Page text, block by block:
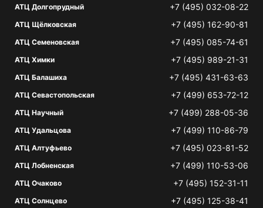
АТЦ Долгопрудный +7 (495) 032-08-22
АТЦ Щёлковская +7 (495) 162-90-81
АТЦ Семеновская +7 (495) 085-74-61
АТЦ Химки +7 (495) 989-21-31
АТЦ Балашиха +7 (495) 431-63-63
АТЦ Севастопольская +7 (499) 653-72-12
АТЦ Научный +7 (499) 288-05-36
АТЦ Удальцова +7 (499) 110-86-79
АТЦ Алтуфьево +7 (495) 023-81-52
АТЦ Лобненская +7 (499) 110-53-06
АТЦ Очаково +7 (495) 152-31-11
АТЦ Солнцево +7 (495) 125-38-41